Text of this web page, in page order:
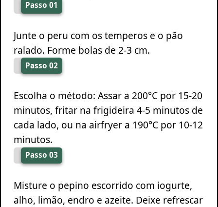
Passo 01
Junte o peru com os temperos e o pão
ralado. Forme bolas de 2-3 cm.
Passo 02
Escolha o método: Assar a 200°C por 15-20
minutos, fritar na frigideira 4-5 minutos de
cada lado, ou na airfryer a 190°C por 10-12
minutos.
Passo 03
Misture o pepino escorrido com iogurte,
alho, limão, endro e azeite. Deixe refrescar